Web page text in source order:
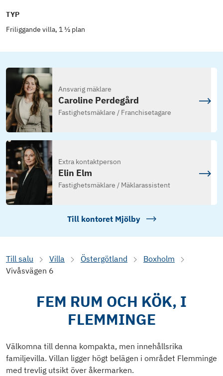
TYP
Friliggande villa, 1 ½ plan
Ansvarig mäklare
Caroline Perdegård
Fastighetsmäklare / Franchisetagare
Extra kontaktperson
Elin Elm
Fastighetsmäklare / Mäklarassistent
Till kontoret Mjölby
Till salu Villa Östergötland
Boxholm
Vivåsvägen 6
FEM RUM OCH KÖK, I
FLEMMINGE
Välkomna till denna kompakta, men innehållsrika
familjevilla. Villan ligger högt belägen i området Flemminge
med trevlig utsikt över åkermarken.